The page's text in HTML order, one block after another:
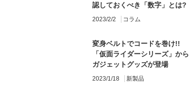
認しておくべき「数字」とは?
2023/2/2 コラム
変身ベルトでコードを巻け!!
「仮面ライダーシリーズ」から
ガジェットグッズが登場
2023/1/18 新製品